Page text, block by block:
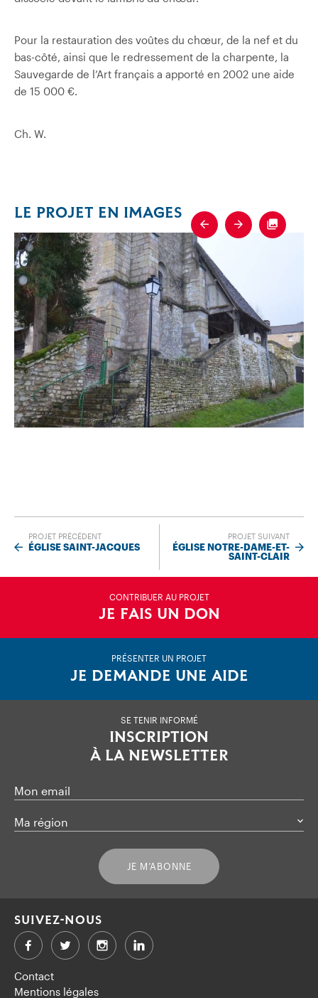
Pour la restauration des voûtes du chœur, de la nef et du
bas-côté, ainsi que le redressement de la charpente, la
Sauvegarde de l’Art français a apporté en 2002 une aide
de 15 000 €.
Ch. W.
LE PROJET EN IMAGES
Previous
Next
PROJET PRÉCÉDENT
ÉGLISE SAINT-JACQUES
PROJET SUIVANT
ÉGLISE NOTRE-DAME-ET-
SAINT-CLAIR
CONTRIBUER AU PROJET
JE FAIS UN DON
PRÉSENTER UN PROJET
JE DEMANDE UNE AIDE
SE TENIR INFORMÉ
INSCRIPTION
À LA NEWSLETTER
Mon email
Ma région
JE M’ABONNE
Contact
Mentions légales
SUIVEZ-NOUS
FacebookTwitter LinkedIn